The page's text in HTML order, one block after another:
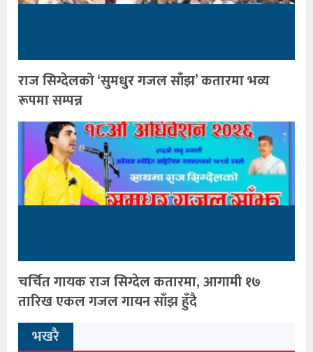
राज सिग्देलको ‘सुमधुर गजल साँझ’ कतारमा भव्य
रूपमा सम्पन्न
चर्चित गायक राज सिग्देल कतारमा, आगामी १७
तारिख एकल गजल गायन साँझ हुँदै
भखरै